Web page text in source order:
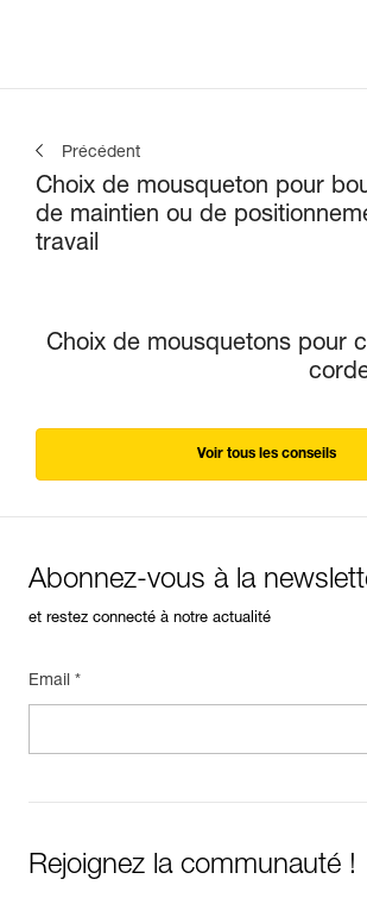
Précédent
Choix de mousqueton pour
de maintien ou de
travail
Choix de mousquetons pour
Voir tous les conseils
Abonnez-vous à la
et restez connecté à notre actualité
Email *
Rejoignez la communauté !